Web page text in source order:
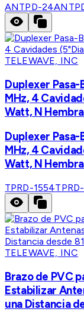
ANTPD-24
TELEWAVE, INC
Duplexer Pasa-
MHz, 4
Watt, N
Duplexer Pasa-
MHz, 4
Watt, N
TPRD-1554
TELEWAVE, INC
Brazo de PVC
Estabilizar
una Distancia